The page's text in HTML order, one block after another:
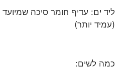
ליד ים: עדיף חומר סיכה שמיועד
(עמיד יותר)
כמה לשים: